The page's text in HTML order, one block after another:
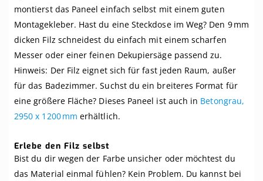
montierst das Paneel einfach selbst mit einem guten
Montagekleber. Hast du eine Steckdose im Weg? Den 9 mm
dicken Filz schneidest du einfach mit einem scharfen
Messer oder einer feinen Dekupiersäge passend zu.
Hinweis: Der Filz eignet sich für fast jeden Raum, außer
für das Badezimmer. Suchst du ein breiteres Format für
eine größere Fläche? Dieses Paneel ist auch in Betongrau,
2950 x 1200 mm erhältlich.
Erlebe den Filz selbst
Bist du dir wegen der Farbe unsicher oder möchtest du
das Material einmal fühlen? Kein Problem. Du kannst bei